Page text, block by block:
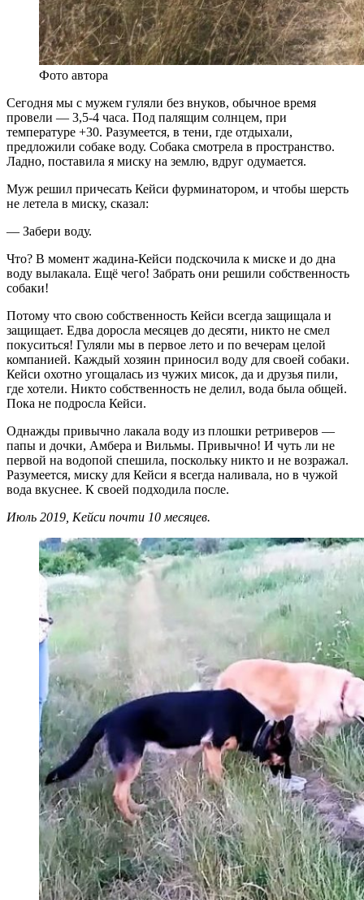
Фото автора
Сегодня мы с мужем гуляли без внуков, обычное время
провели — 3,5-4 часа. Под палящим солнцем, при
температуре +30. Разумеется, в тени, где отдыхали,
предложили собаке воду. Собака смотрела в пространство.
Ладно, поставила я миску на землю, вдруг одумается.
Муж решил причесать Кейси фурминатором, и чтобы шерсть
не летела в миску, сказал:
— Забери воду.
Что? В момент жадина-Кейси подскочила к миске и до дна
воду вылакала. Ещё чего! Забрать они решили собственность
собаки!
Потому что свою собственность Кейси всегда защищала и
защищает. Едва доросла месяцев до десяти, никто не смел
покуситься! Гуляли мы в первое лето и по вечерам целой
компанией. Каждый хозяин приносил воду для своей собаки.
Кейси охотно угощалась из чужих мисок, да и друзья пили,
где хотели. Никто собственность не делил, вода была общей.
Пока не подросла Кейси.
Однажды привычно лакала воду из плошки ретриверов —
папы и дочки, Амбера и Вильмы. Привычно! И чуть ли не
первой на водопой спешила, поскольку никто и не возражал.
Разумеется, миску для Кейси я всегда наливала, но в чужой
вода вкуснее. К своей подходила после.
Июль 2019, Кейси почти 10 месяцев.